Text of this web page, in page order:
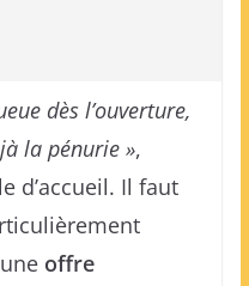
dès l’ouverture,
la pénurie »,
d’accueil. Il faut
offre